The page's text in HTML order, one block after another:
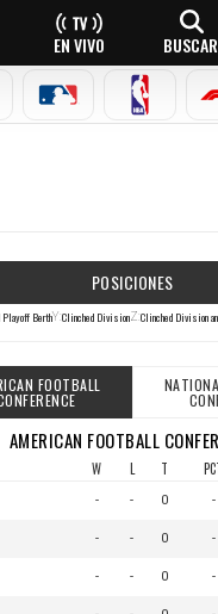
EN VIVO BUSCAR
MLB NBA